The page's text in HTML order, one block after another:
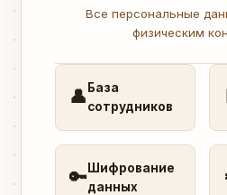
Все персональные
физическим
👤 База
сотрудников
🔑 Шифрование
данных